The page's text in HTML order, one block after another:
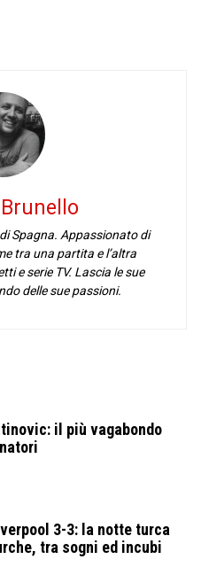
Spagna. Appassionato di
tra una partita e l’altra
e serie TV. Lascia le sue
delle sue passioni.
il più vagabondo
3-3: la notte turca
tra sogni ed incubi